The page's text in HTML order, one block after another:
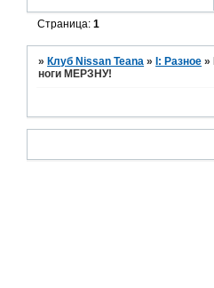
Страница:1
» Клуб Nissan Teana » I: Разное »
ноги МЕРЗНУ!